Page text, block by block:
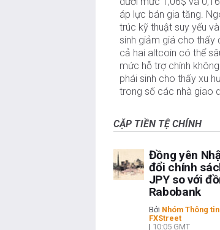
áp lực bán gia tăng.
trúc kỹ thuật suy yếu
sinh giảm giá cho thấy
cả hai altcoin có thể
mức hỗ trợ chính
phái sinh cho thấy xu
trong số các nhà giao
CẶP TIỀN TỆ CHÍNH
Đồng yên
đổi chính
JPY so với
Rabobank
Bởi Nhóm Thông
FXStreet
| 10:05 GMT